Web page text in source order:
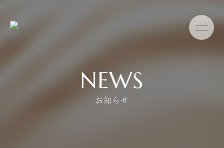
NEWS
お知らせ